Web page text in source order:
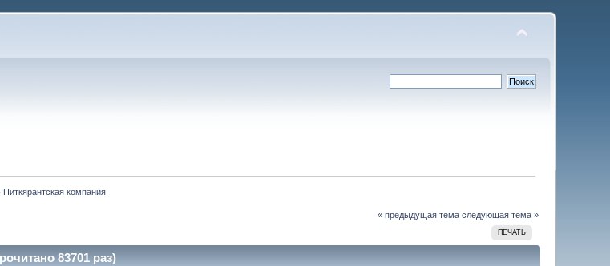
Питкярантская компания
« предыдущая тема следующая тема »
ПЕЧАТЬ
83701 раз)